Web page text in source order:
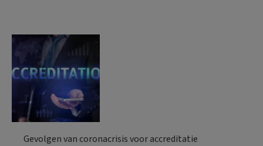
Gevolgen van coronacrisis voor accreditatie